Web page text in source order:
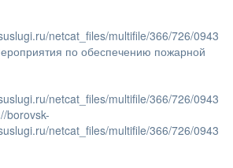
netcat_files/multifile/366/726/0943
по обеспечению пожарной
netcat_files/multifile/366/726/0943
borovsk-
netcat_files/multifile/366/726/0943